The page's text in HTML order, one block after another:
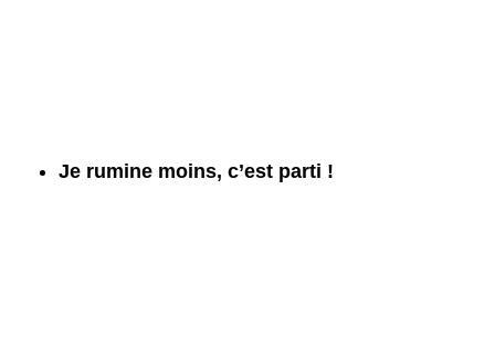
Je rumine moins, c’est parti !